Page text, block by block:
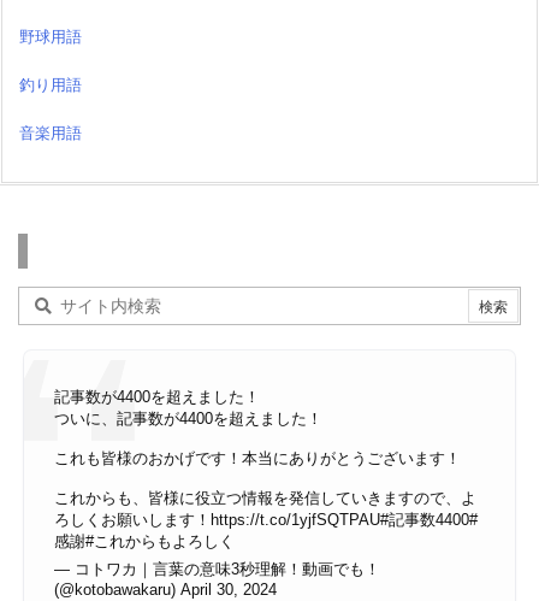
野球用語
釣り用語
音楽用語
記事数が4400を超えました！
ついに、記事数が4400を超えました！
これも皆様のおかげです！本当にありがとうございます！
これからも、皆様に役立つ情報を発信していきますので、よ
ろしくお願いします！ https://t.co/1yjfSQTPAU#記事数4400#
感謝#これからもよろしく
— コトワカ｜言葉の意味3秒理解！動画でも！
(@kotobawakaru) April 30, 2024